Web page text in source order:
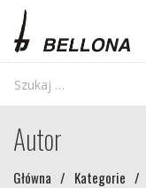
Autor
Główna / Kategorie /